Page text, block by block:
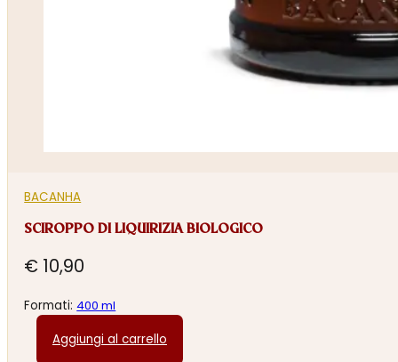
BACANHA
SCIROPPO DI LIQUIRIZIA BIOLOGICO
€ 10,90
Formati:400 ml
Aggiungi al carrello